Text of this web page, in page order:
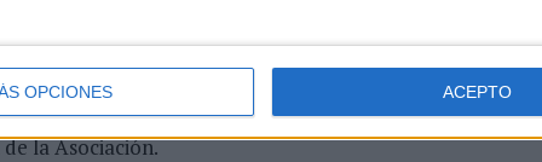
OPCIONES ACEPTO
por la nueva junta directiva pone el foco en la
asociativo. Uno de los objetivos más ambiciosos
alcanzar las 100 al cierre de 2025. Además, se
la Asociación.